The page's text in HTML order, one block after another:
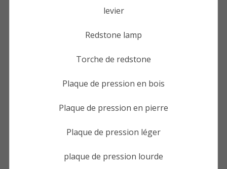
levier
Redstone lamp
Torche de redstone
Plaque de pression en bois
Plaque de pression en pierre
Plaque de pression léger
plaque de pression lourde